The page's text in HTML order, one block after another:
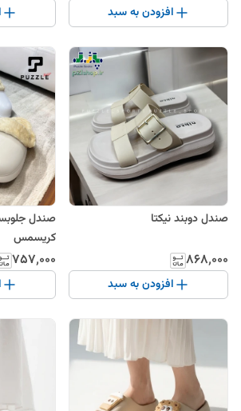
افزودن به سبد
صندل دوبند نیکتا
۸۶۸٬۰۰۰
افزودن به سبد
صندل
کریسمس
۷۵۷٬۰۰۰